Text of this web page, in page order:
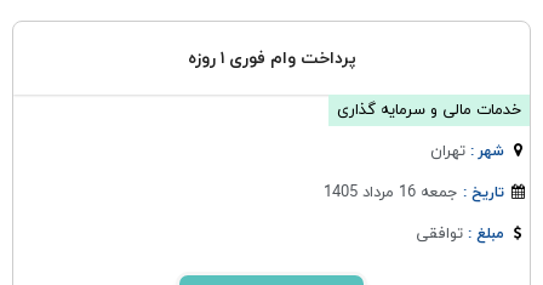
پرداخت وام فوری ۱ روزه
خدمات مالی و سرمایه گذاری
شهر :تهران
تاریخ : جمعه 16 مرداد 1405
مبلغ :توافقی